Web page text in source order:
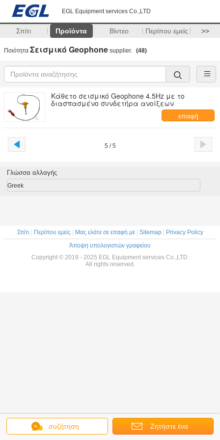
EGL Equipment services Co.,LTD
Σπίτι Προϊόντα Βίντεο Περίπου εμείς >>
Ποιότητα Σεισμικό Geophone supplier. (48)
Κάθετο σεισμικό Geophone 4.5Hz με το
διασπασμένο συνδετήρα ανοίξεων
επαφή
5 / 5
συζήτηση Ζητήστε ένα
Γλώσσα αλλαγής
Greek
Σπίτι Περίπου εμείς Μας ελάτε σε επαφή με| Sitemap|
Privacy Policy
Άποψη υπολογιστών γραφείου
Copyright © 2019 - 2025 EGL Equipment services Co.,LTD.
All rights reserved.